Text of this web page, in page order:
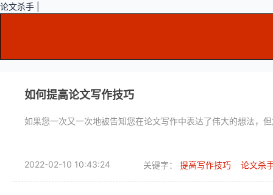
论文杀手 |
如何提高论文写作技巧
如果您一次又一次地被告知您在论文写作中表达了伟大的想法，
2022-02-10 10:43:24 关键字： 提高写作技巧 论文杀